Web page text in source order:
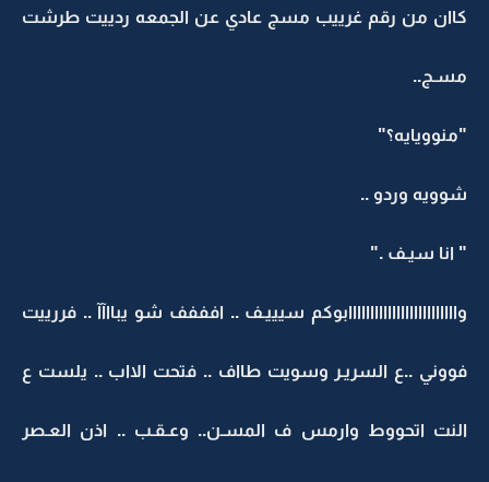
كاان من رقم غرييب مسج عادي عن الجمعه ردييت طرشت
مسـج..
"منوويايه؟"
شوويه وردو ..
" انا سيـف ."
وااااااااااااااااااااااااابوكم سيييـف .. افففف شو يبااآآ .. فررييت
فووني ..ع السريـر وسويت طااف .. فتحت الااب .. يلست ع
النت اتحووط وارمس ف المسـن.. وعـقـب .. اذن العـصر